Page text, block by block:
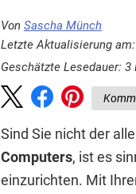
Von Sascha Münch
Letzte Aktualisierung
Geschätzte Lesedauer: 3
Sind Sie nicht der
Computers, ist es
einzurichten. Mit